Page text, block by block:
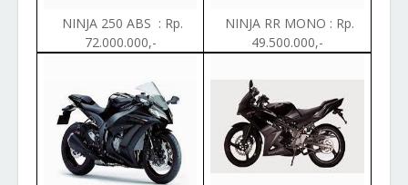
NINJA 250 ABS : Rp.
72.000.000,-
NINJA RR MONO : Rp.
49.500.000,-